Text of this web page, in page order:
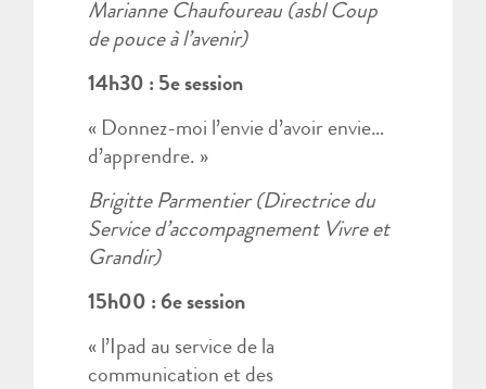
Marianne Chaufoureau (asbl Coup
de pouce à l’avenir)
14h30 : 5e session
« Donnez-moi l’envie d’avoir envie…
d’apprendre. »
Brigitte Parmentier (Directrice du
Service d’accompagnement Vivre et
Grandir)
15h00 : 6e session
« l’Ipad au service de la
communication et des